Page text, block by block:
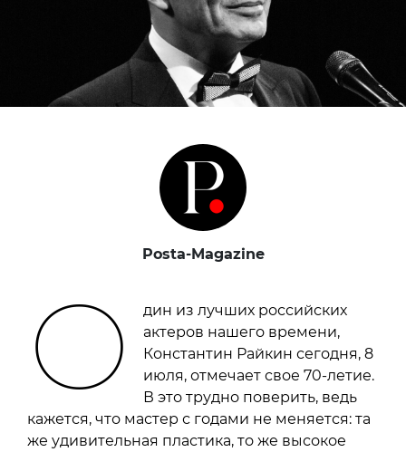
Posta-Magazine
О
дин из лучших российских
актеров нашего времени,
Константин Райкин сегодня, 8
июля, отмечает свое 70-летие.
В это трудно поверить, ведь
кажется, что мастер с годами не меняется: та
же удивительная пластика, то же высокое